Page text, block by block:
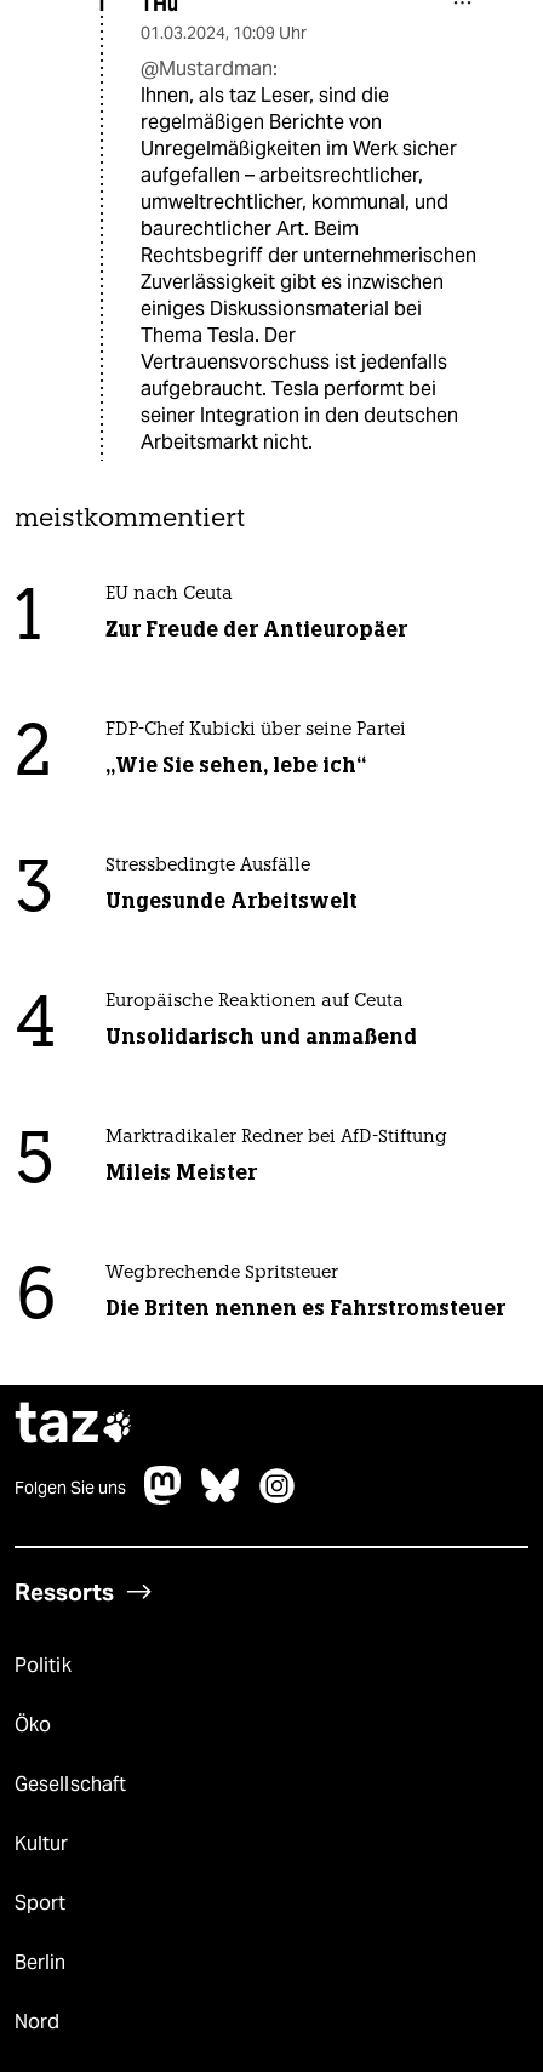
01.03.2024, 10:09 Uhr
@Mustardman:
Ihnen, als taz Leser, sind die
regelmäßigen Berichte von
Unregelmäßigkeiten im Werk sicher
aufgefallen – arbeitsrechtlicher,
umweltrechtlicher, kommunal, und
baurechtlicher Art. Beim
Rechtsbegriff der unternehmerischen
Zuverlässigkeit gibt es inzwischen
einiges Diskussionsmaterial bei
Thema Tesla. Der
Vertrauensvorschuss ist jedenfalls
aufgebraucht. Tesla performt bei
seiner Integration in den deutschen
Arbeitsmarkt nicht.
meistkommentiert
1 EU nach Ceuta
Zur Freude der Antieuropäer
2 FDP-Chef Kubicki über seine Partei
„Wie Sie sehen, lebe ich“
3 Stressbedingte Ausfälle
Ungesunde Arbeitswelt
4 Europäische Reaktionen auf Ceuta
Unsolidarisch und anmaßend
5 Marktradikaler Redner bei AfD-Stiftung
Mileis Meister
6 Wegbrechende Spritsteuer
Die Briten nennen es Fahrstromsteuer
taz
Folgen Sie uns
Ressorts
Politik
Öko
Gesellschaft
Kultur
Sport
Berlin
Nord